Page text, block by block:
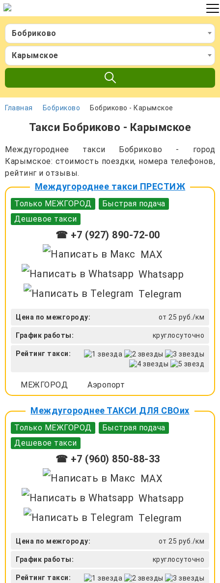
Бобриково
Карымское
Главная Бобриково Бобриково - Карымское
Такси Бобриково - Карымское
Междугороднее такси Бобриково - город
Карымское: стоимость поездки, номера телефонов,
рейтинг и отзывы.
Междугороднее такси ПРЕСТИЖ
Только МЕЖГОРОД
Быстрая подача
Дешевое такси
☎ +7 (927) 890-72-00
MAX
Whatsapp
Telegram
Цена по межгороду: от 25 руб./км
График работы: круглосуточно
Рейтинг такси:
МЕЖГОРОД Аэропорт
Междугороднее ТАКСИ ДЛЯ СВОих
Только МЕЖГОРОД
Быстрая подача
Дешевое такси
☎ +7 (960) 850-88-33
MAX
Whatsapp
Telegram
Цена по межгороду: от 25 руб./км
График работы: круглосуточно
Рейтинг такси: